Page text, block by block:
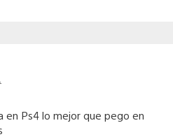
en Ps4 lo mejor que pego en